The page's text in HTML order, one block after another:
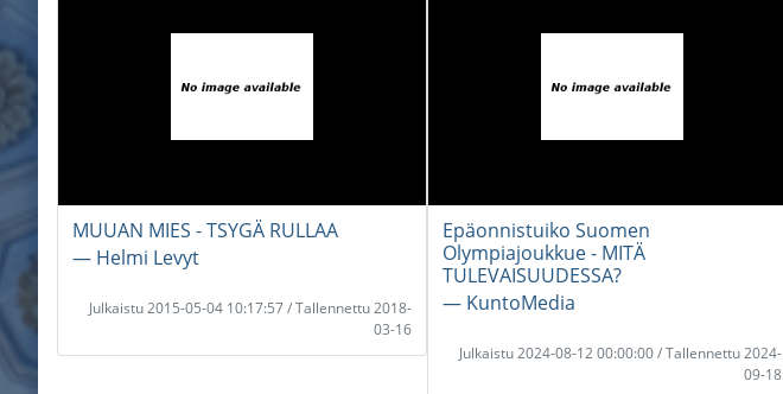
MUUAN MIES - TSYGÄ RULLAA
― Helmi Levyt
Julkaistu 2015-05-04 10:17:57 / Tallennettu 2018-
03-16
Epäonnistuiko Suomen
Olympiajoukkue - MITÄ
TULEVAISUUDESSA?
― KuntoMedia
Julkaistu 2024-08-12 00:00:00 / Tallennettu 2024-
09-18